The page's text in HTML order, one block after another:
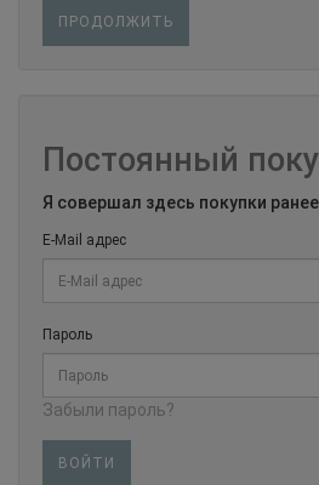
ПРОДОЛЖИТЬ
Постоянный
Я совершал здесь покупки
E-Mail адрес
Пароль
Забыли пароль?